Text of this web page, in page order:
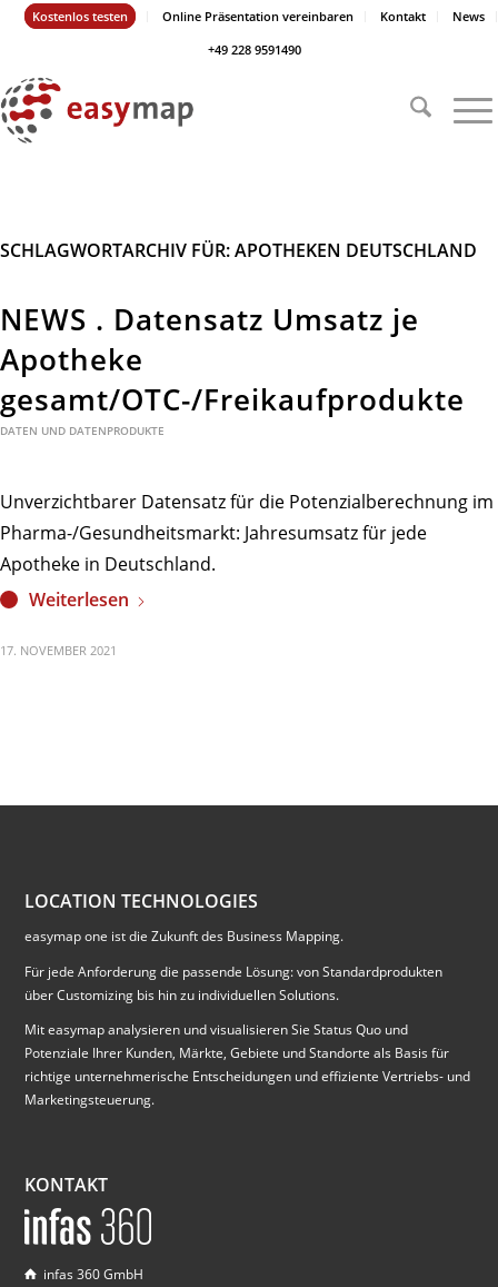
Kostenlos testen Online Präsentation vereinbaren Kontakt
News
+49 228 9591490
SCHLAGWORTARCHIV FÜR:APOTHEKEN DEUTSCHLAND
NEWS . Datensatz Umsatz je
Apotheke
gesamt/OTC-/Freikaufprodukte
DATEN UND DATENPRODUKTE
Unverzichtbarer Datensatz für die Potenzialberechnung im
Pharma-/Gesundheitsmarkt: Jahresumsatz für jede
Apotheke in Deutschland.
Weiterlesen
17. NOVEMBER 2021
LOCATION TECHNOLOGIES
easymap one ist die Zukunft des Business Mapping.
Für jede Anforderung die passende Lösung: von Standardprodukten
über Customizing bis hin zu individuellen Solutions.
Mit easymap analysieren und visualisieren Sie Status Quo und
Potenziale Ihrer Kunden, Märkte, Gebiete und Standorte als Basis für
richtige unternehmerische Entscheidungen und effiziente Vertriebs- und
Marketingsteuerung.
KONTAKT
infas 360 GmbH